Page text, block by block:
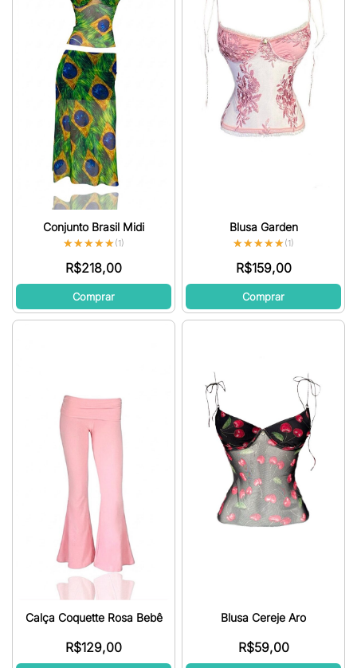
Conjunto Brasil Midi
★★★★★
★★★★★(1)
R$218,00
Comprar
Blusa Garden
★★★★★
★★★★★(1)
R$159,00
Comprar
Calça Coquette Rosa Bebê
R$129,00
Blusa Cereje Aro
R$59,00